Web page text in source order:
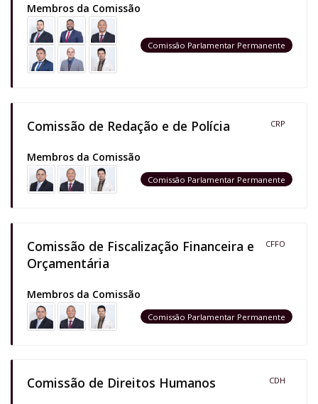
Membros da Comissão
Comissão Parlamentar Permanente
Comissão de Redação e de Polícia CRP
Membros da Comissão
Comissão Parlamentar Permanente
Comissão de Fiscalização Financeira e
Orçamentária
CFFO
Membros da Comissão
Comissão Parlamentar Permanente
Comissão de Direitos Humanos CDH